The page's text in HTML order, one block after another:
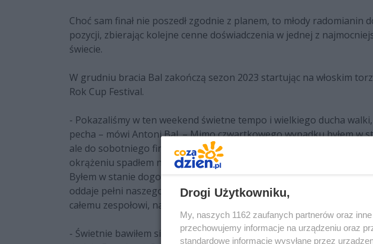
Choć sam finał nie poszedł zgodnie z planem, to młody radomianin
pozycji, zbierając kolejne cenne doświadczenia w jednej z
świecie.
W grudniu bracia Bal zakończą sezon 2023 startując na włoskim
Rok Cup Festival.
- Pokazaliśmy w ten weekend świetne tempo i wielkiego ducha
pecha – mówi Antoni Bal. – Mimo czwartkowego wypadku byłem w
ale do sobotniego finału musiałem startować z dalszej pozycji i w
okrążeniu spadłem na sam koniec stawki. Mimo dużej straty nie
Byłem w stanie dogonić rywali i zyskać kilka pozycji. Choć ostateczny
oddaje pełni naszego potencjału, to jednak to był bardzo udany
całemu zespołowi, naszym partnerom i kibicom.
- Świetnie bawiłem się na torze w Lonato, choć zabrakło nam w ten
Drogi Użytkowniku,
My, naszych 1162 zaufanych partnerów oraz
przechowujemy informacje na urządzeniu oraz
standardowe informacje wysyłane przez